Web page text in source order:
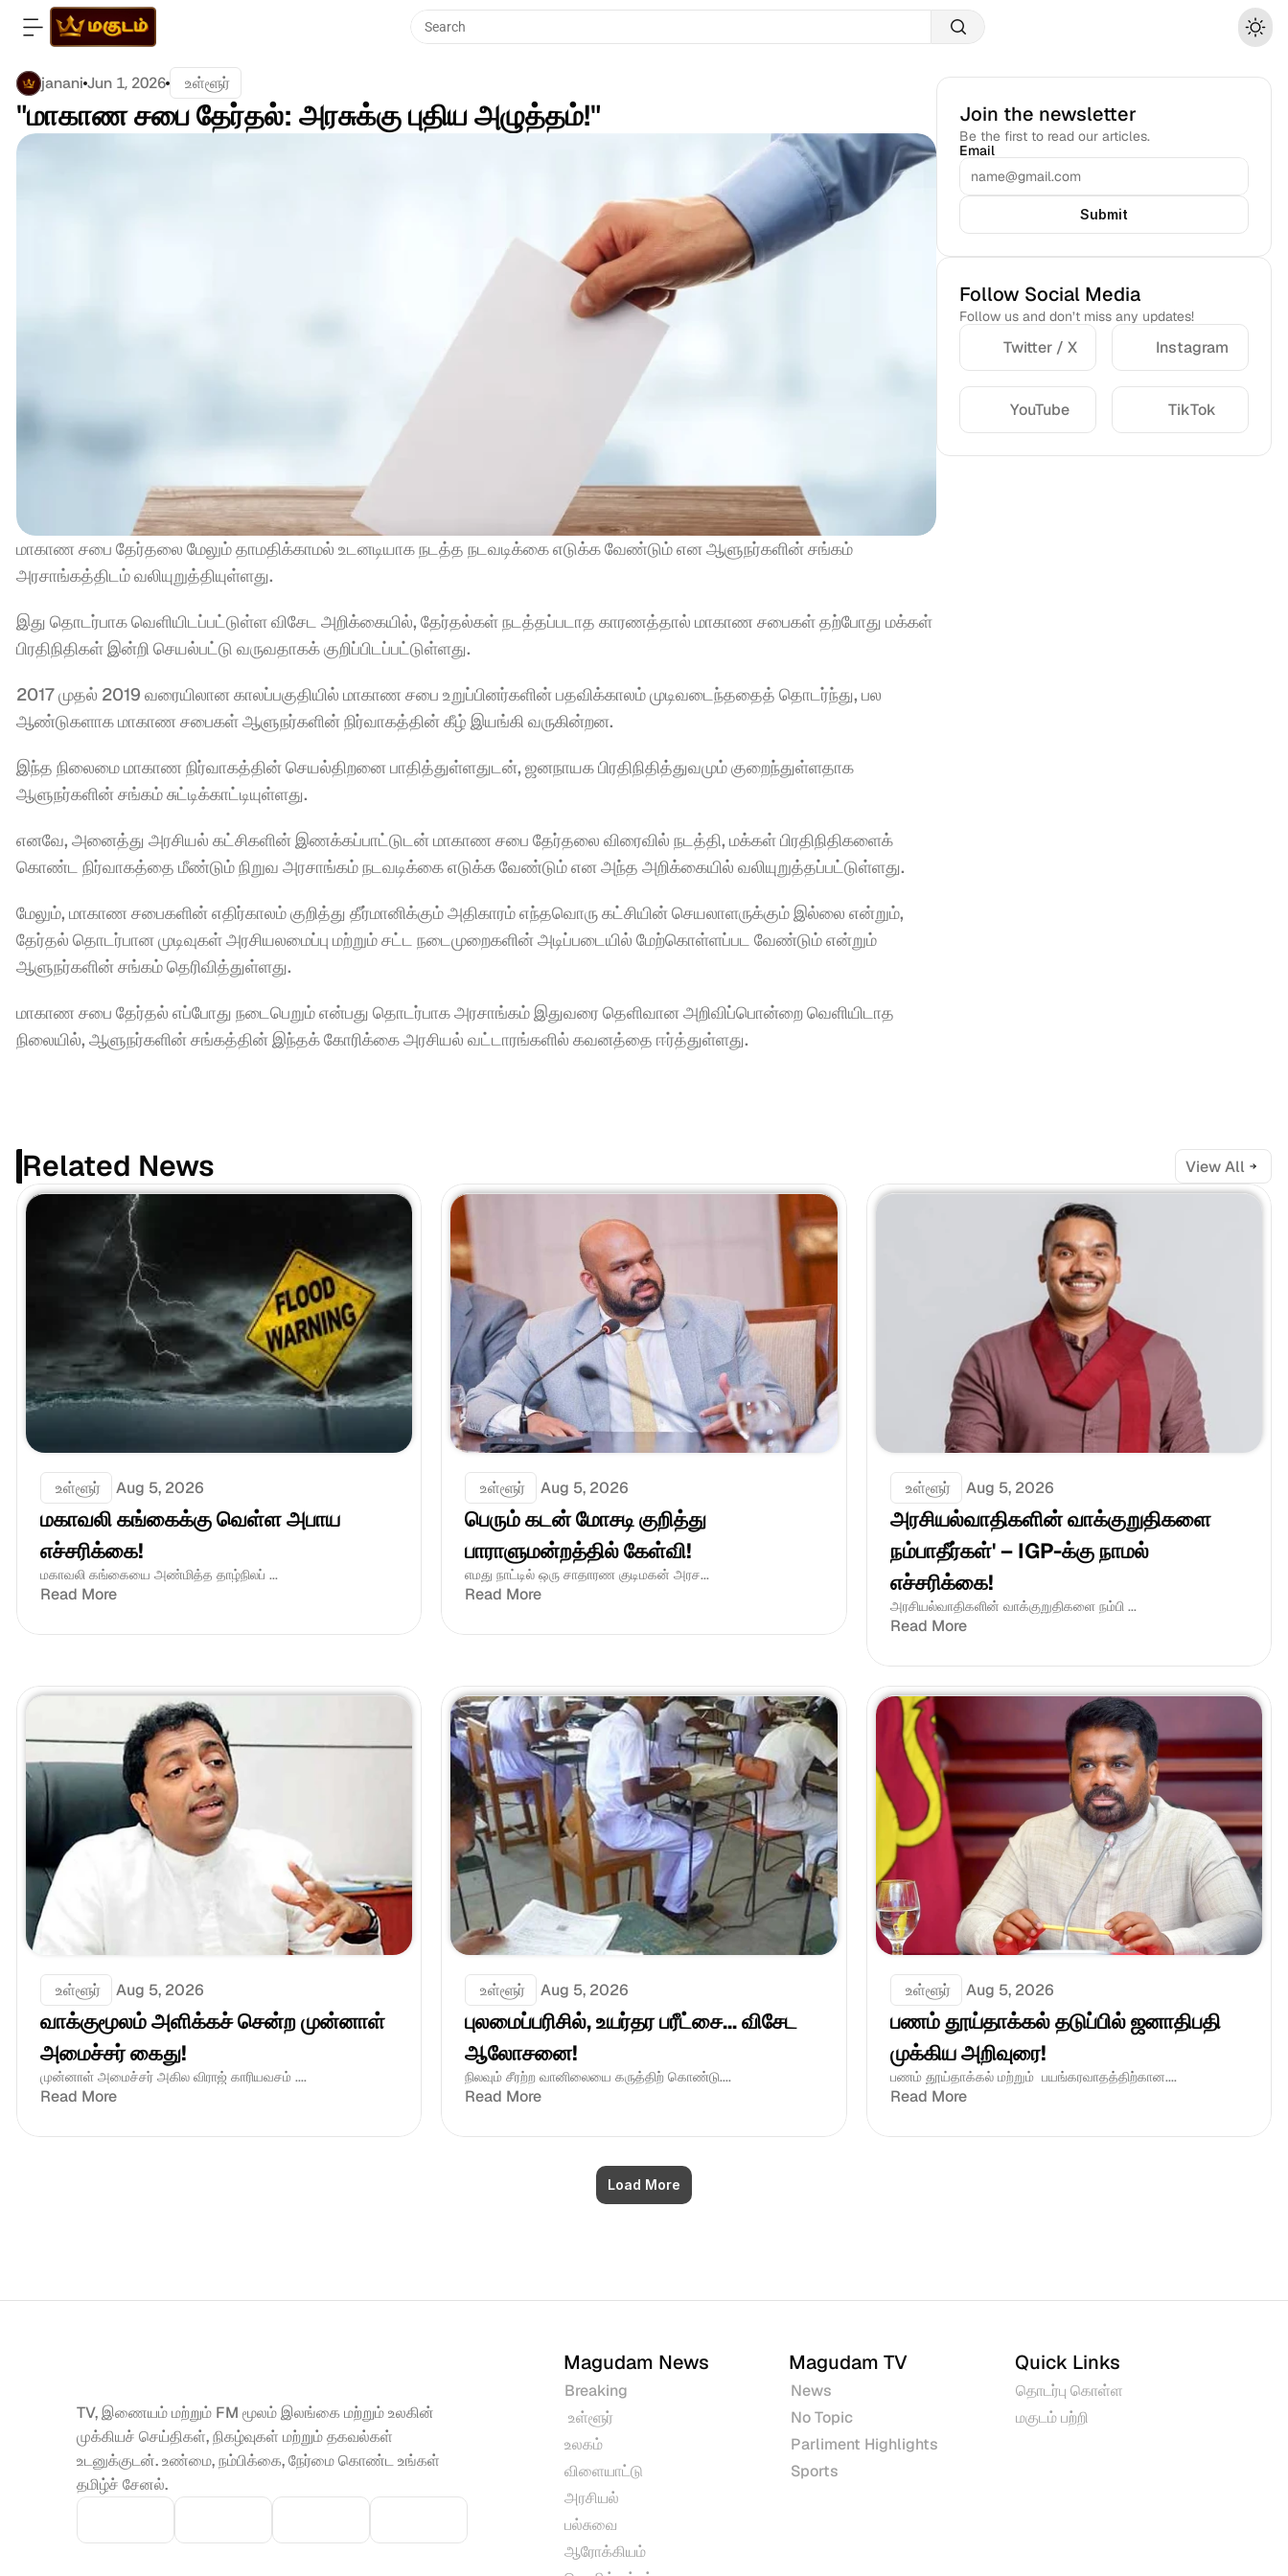
Search
janani Jun 1, 2026 உள்ளூர்
"மாகாண சபை தேர்தல்: அரசுக்கு புதிய அழுத்தம்!"
மாகாண சபை தேர்தலை மேலும் தாமதிக்காமல் உடனடியாக நடத்த நடவடிக்கை எடுக்க வேண்டும் என ஆளுநர்களின் சங்கம்
அரசாங்கத்திடம் வலியுறுத்தியுள்ளது.
இது தொடர்பாக வெளியிடப்பட்டுள்ள விசேட அறிக்கையில், தேர்தல்கள் நடத்தப்படாத காரணத்தால் மாகாண சபைகள் தற்போது மக்கள்
பிரதிநிதிகள் இன்றி செயல்பட்டு வருவதாகக் குறிப்பிடப்பட்டுள்ளது.
2017 முதல் 2019 வரையிலான காலப்பகுதியில் மாகாண சபை உறுப்பினர்களின் பதவிக்காலம் முடிவடைந்ததைத் தொடர்ந்து, பல
ஆண்டுகளாக மாகாண சபைகள் ஆளுநர்களின் நிர்வாகத்தின் கீழ் இயங்கி வருகின்றன.
இந்த நிலைமை மாகாண நிர்வாகத்தின் செயல்திறனை பாதித்துள்ளதுடன், ஜனநாயக பிரதிநிதித்துவமும் குறைந்துள்ளதாக
ஆளுநர்களின் சங்கம் சுட்டிக்காட்டியுள்ளது.
எனவே, அனைத்து அரசியல் கட்சிகளின் இணக்கப்பாட்டுடன் மாகாண சபை தேர்தலை விரைவில் நடத்தி, மக்கள் பிரதிநிதிகளைக்
கொண்ட நிர்வாகத்தை மீண்டும் நிறுவ அரசாங்கம் நடவடிக்கை எடுக்க வேண்டும் என அந்த அறிக்கையில் வலியுறுத்தப்பட்டுள்ளது.
மேலும், மாகாண சபைகளின் எதிர்காலம் குறித்து தீர்மானிக்கும் அதிகாரம் எந்தவொரு கட்சியின் செயலாளருக்கும் இல்லை என்றும்,
தேர்தல் தொடர்பான முடிவுகள் அரசியலமைப்பு மற்றும் சட்ட நடைமுறைகளின் அடிப்படையில் மேற்கொள்ளப்பட வேண்டும் என்றும்
ஆளுநர்களின் சங்கம் தெரிவித்துள்ளது.
மாகாண சபை தேர்தல் எப்போது நடைபெறும் என்பது தொடர்பாக அரசாங்கம் இதுவரை தெளிவான அறிவிப்பொன்றை வெளியிடாத
நிலையில், ஆளுநர்களின் சங்கத்தின் இந்தக் கோரிக்கை அரசியல் வட்டாரங்களில் கவனத்தை ஈர்த்துள்ளது.
Join the newsletter
Be the first to read our articles.
Email
Submit
Follow Social Media
Follow us and don’t miss any updates!
Twitter / X Instagram
YouTube TikTok
Related News View All
உள்ளூர் Aug 5, 2026
மகாவலி கங்கைக்கு வெள்ள அபாய
எச்சரிக்கை!
மகாவலி கங்கையை அண்மித்த தாழ்நிலப் ...
Read More
உள்ளூர் Aug 5, 2026
பெரும் கடன் மோசடி குறித்து
பாராளுமன்றத்தில் கேள்வி!
எமது நாட்டில் ஒரு சாதாரண குடிமகன் அரச...
Read More
உள்ளூர் Aug 5, 2026
அரசியல்வாதிகளின் வாக்குறுதிகளை
நம்பாதீர்கள்' – IGP-க்கு நாமல்
எச்சரிக்கை!
அரசியல்வாதிகளின் வாக்குறுதிகளை நம்பி ...
Read More
உள்ளூர் Aug 5, 2026
வாக்குமூலம் அளிக்கச் சென்ற முன்னாள்
அமைச்சர் கைது!
முன்னாள் அமைச்சர் அகில விராஜ் காரியவசம் ....
Read More
உள்ளூர் Aug 5, 2026
புலமைப்பரிசில், உயர்தர பரீட்சை... விசேட
ஆலோசனை!
நிலவும் சீரற்ற வானிலையை கருத்திற் கொண்டு....
Read More
உள்ளூர் Aug 5, 2026
பணம் தூய்தாக்கல் தடுப்பில் ஜனாதிபதி
முக்கிய அறிவுரை!
பணம் தூய்தாக்கல் மற்றும்  பயங்கரவாதத்திற்கான....
Read More
Load More
TV, இணையம் மற்றும் FM மூலம் இலங்கை மற்றும் உலகின்
முக்கியச் செய்திகள், நிகழ்வுகள் மற்றும் தகவல்கள்
உடனுக்குடன். உண்மை, நம்பிக்கை, நேர்மை கொண்ட உங்கள்
தமிழ்ச் சேனல்.
Magudam News
Breaking
உள்ளூர்
உலகம்
விளையாட்டு
அரசியல்
பல்சுவை
ஆரோக்கியம்
Magudam TV
News
No Topic
Parliment Highlights
Sports
Quick Links
தொடர்பு கொள்ள
மகுடம் பற்றி